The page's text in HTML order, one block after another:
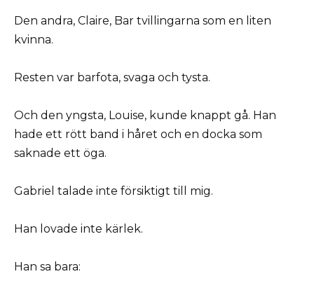
Den andra, Claire, Bar tvillingarna som en liten
kvinna.
Resten var barfota, svaga och tysta.
Och den yngsta, Louise, kunde knappt gå. Han
hade ett rött band i håret och en docka som
saknade ett öga.
Gabriel talade inte försiktigt till mig.
Han lovade inte kärlek.
Han sa bara: